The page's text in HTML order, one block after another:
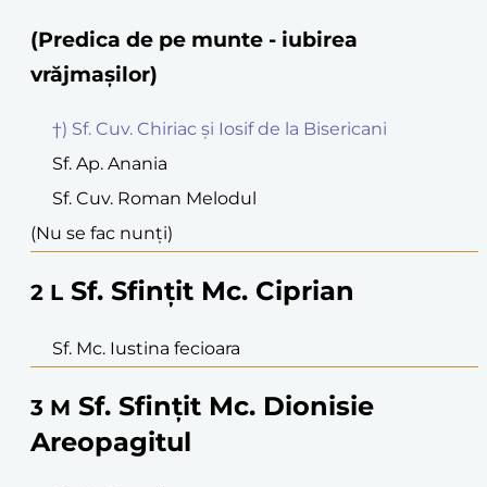
(Predica de pe munte - iubirea
vrăjmașilor)
†) Sf. Cuv. Chiriac și Iosif de la Bisericani
Sf. Ap. Anania
Sf. Cuv. Roman Melodul
(Nu se fac nunți)
2 L Sf. Sfințit Mc. Ciprian
Sf. Mc. Iustina fecioara
3 M Sf. Sfințit Mc. Dionisie
Areopagitul